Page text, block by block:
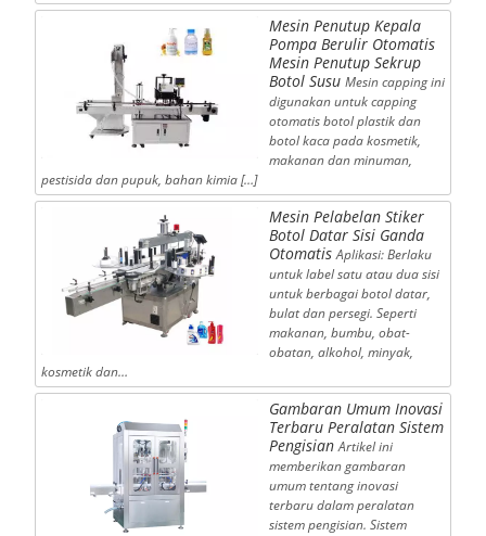
Mesin Penutup Kepala
Pompa Berulir Otomatis
Mesin Penutup Sekrup
Botol Susu Mesin capping ini
digunakan untuk capping
otomatis botol plastik dan
botol kaca pada kosmetik,
makanan dan minuman,
pestisida dan pupuk, bahan kimia […]
Mesin Pelabelan Stiker
Botol Datar Sisi Ganda
Otomatis Aplikasi: Berlaku
untuk label satu atau dua sisi
untuk berbagai botol datar,
bulat dan persegi. Seperti
makanan, bumbu, obat-
obatan, alkohol, minyak,
kosmetik dan…
Gambaran Umum Inovasi
Terbaru Peralatan Sistem
Pengisian Artikel ini
memberikan gambaran
umum tentang inovasi
terbaru dalam peralatan
sistem pengisian. Sistem